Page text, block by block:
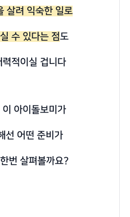
살려 익숙한 일로
수 있다는 점도
적이실 겁니다
아이돌보미가
선 어떤 준비가
번 살펴볼까요?